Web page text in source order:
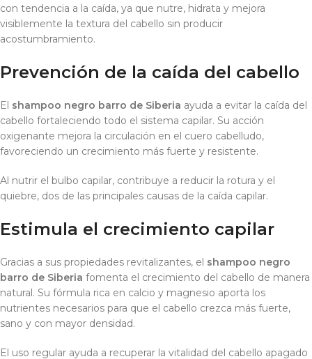
con tendencia a la caída, ya que nutre, hidrata y mejora
visiblemente la textura del cabello sin producir
acostumbramiento.
Prevención de la caída del cabello
El shampoo negro barro de Siberia ayuda a evitar la caída del
cabello fortaleciendo todo el sistema capilar. Su acción
oxigenante mejora la circulación en el cuero cabelludo,
favoreciendo un crecimiento más fuerte y resistente.
Al nutrir el bulbo capilar, contribuye a reducir la rotura y el
quiebre, dos de las principales causas de la caída capilar.
Estimula el crecimiento capilar
Gracias a sus propiedades revitalizantes, el shampoo negro
barro de Siberia fomenta el crecimiento del cabello de manera
natural. Su fórmula rica en calcio y magnesio aporta los
nutrientes necesarios para que el cabello crezca más fuerte,
sano y con mayor densidad.
El uso regular ayuda a recuperar la vitalidad del cabello apagado